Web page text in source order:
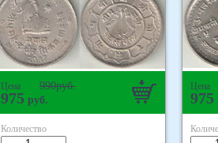
Цена 990руб.
975 руб.
Количество
Цена
975